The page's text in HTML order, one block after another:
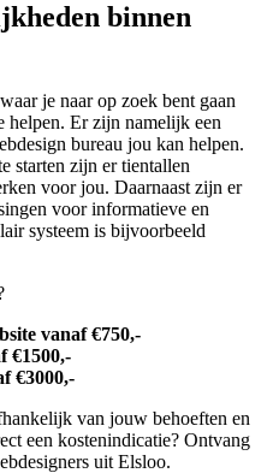
binnen
je naar op zoek bent gaan
helpen. Er zijn namelijk een
bureau jou kan helpen.
starten zijn er tientallen
voor jou. Daarnaast zijn er
voor informatieve en
systeem is bijvoorbeeld
vanaf €750,-
€1500,-
€3000,-
van jouw behoeften en
een kostenindicatie? Ontvang
uit Elsloo.